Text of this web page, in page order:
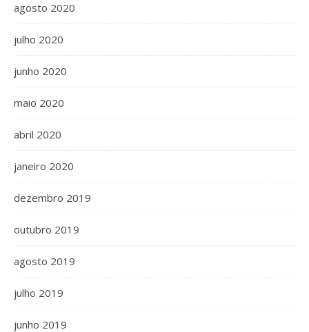
agosto 2020
julho 2020
junho 2020
maio 2020
abril 2020
janeiro 2020
dezembro 2019
outubro 2019
agosto 2019
julho 2019
junho 2019